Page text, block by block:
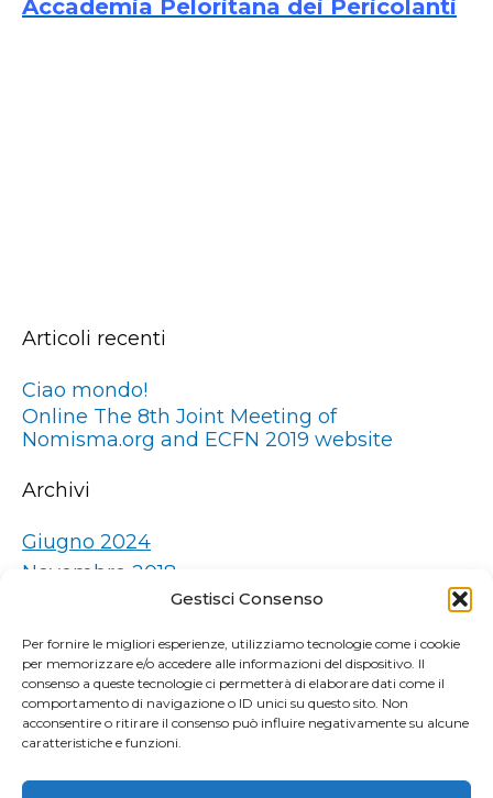
Gestisci Consenso
Per fornire le migliori esperienze, utilizziamo tecnologie come i cookie
per memorizzare e/o accedere alle informazioni del dispositivo. Il
consenso a queste tecnologie ci permetterà di elaborare dati come il
comportamento di navigazione o ID unici su questo sito. Non
acconsentire o ritirare il consenso può influire negativamente su alcune
caratteristiche e funzioni.
Accademia Peloritana dei Pericolanti
Articoli recenti
Ciao mondo!
Online The 8th Joint Meeting of
Nomisma.org and ECFN 2019 website
Archivi
Giugno 2024
Novembre 2018
Senza categoria